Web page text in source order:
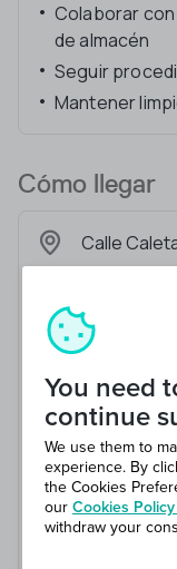
Colaborar
de almacén
Seguir
Mantener
Cómo llegar
Calle
You need
continue
We use them to
experience. By
the Cookies
our Cookies Policy
withdraw your